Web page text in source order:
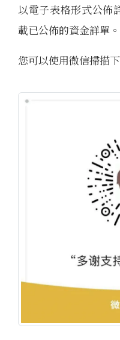
以電子表格形式公佈
載已公佈的資金詳單。
您可以使用微信掃描